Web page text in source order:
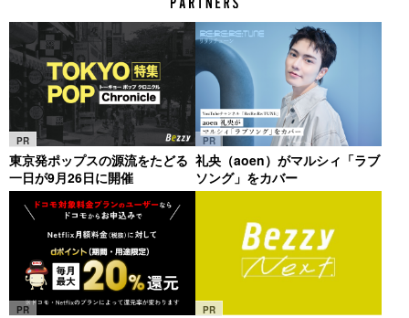
PR
東京発ポップスの源流をたどる
一日が9月26日に開催
PR
礼央（aoen）がマルシィ「ラブ
ソング」をカバー
PR PR